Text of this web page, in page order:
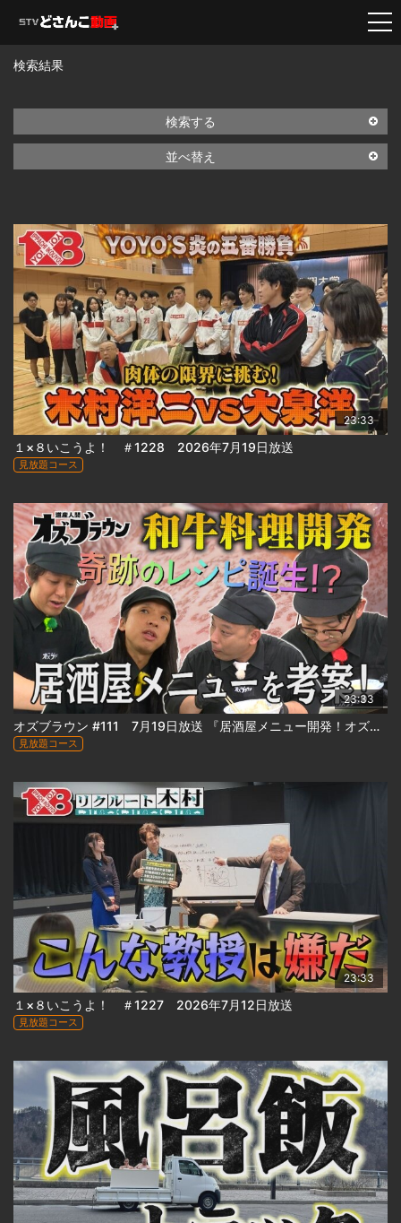
検索結果
検索する
並べ替え
23:33
１×８いこうよ！ ＃1228 2026年7月19日放送
見放題コース
23:33
オズブラウン #111 7月19日放送 『居酒屋メニュー開発！オズブラアルティ飯（前編）』
見放題コース
23:33
１×８いこうよ！ ＃1227 2026年7月12日放送
見放題コース